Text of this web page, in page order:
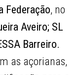
Federação, no
Aveiro; SL
Barreiro.
as açorianas,